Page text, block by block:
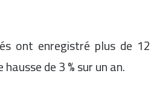
ont enregistré plus de 12
de 3 % sur un an.